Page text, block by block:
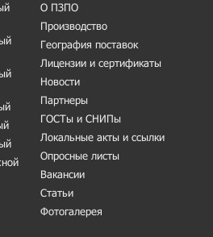
О ПЗПО
Производство
География поставок
Лицензии и сертификаты
Новости
Партнеры
ГОСТы и СНИПы
Локальные акты и ссылки
Опросные листы
Вакансии
Статьи
Фотогалерея